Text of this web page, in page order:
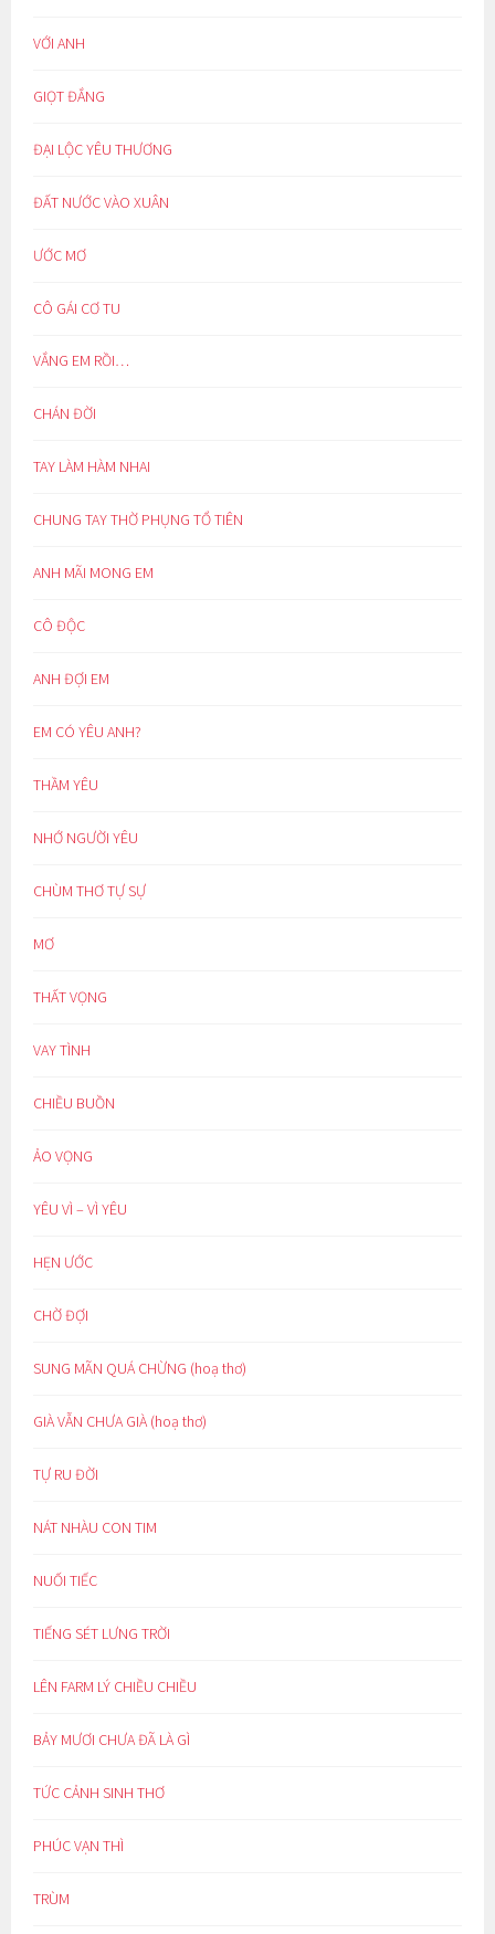
VỚI ANH
GIỌT ĐẮNG
ĐẠI LỘC YÊU THƯƠNG
ĐẤT NƯỚC VÀO XUÂN
ƯỚC MƠ
CÔ GÁI CƠ TU
VẮNG EM RỒI…
CHÁN ĐỜI
TAY LÀM HÀM NHAI
CHUNG TAY THỜ PHỤNG TỔ TIÊN
ANH MÃI MONG EM
CÔ ĐỘC
ANH ĐỢI EM
EM CÓ YÊU ANH?
THẦM YÊU
NHỚ NGƯỜI YÊU
CHÙM THƠ TỰ SỰ
MƠ
THẤT VỌNG
VAY TÌNH
CHIỀU BUỒN
ẢO VỌNG
YÊU VÌ – VÌ YÊU
HẸN ƯỚC
CHỜ ĐỢI
SUNG MÃN QUÁ CHỪNG (hoạ thơ)
GIÀ VẪN CHƯA GIÀ (hoạ thơ)
TỰ RU ĐỜI
NÁT NHÀU CON TIM
NUỐI TIẾC
TIẾNG SÉT LƯNG TRỜI
LÊN FARM LÝ CHIỀU CHIỀU
BẢY MƯƠI CHƯA ĐÃ LÀ GÌ
TỨC CẢNH SINH THƠ
PHÚC VẠN THÌ
TRÙM